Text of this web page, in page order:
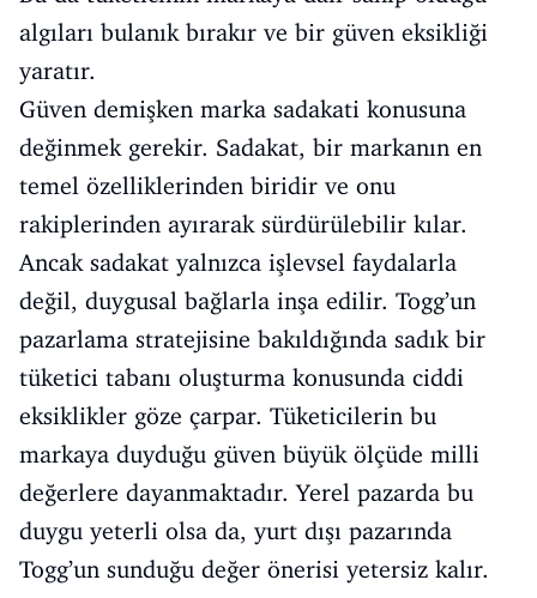
algıları bulanık bırakır ve bir güven eksikliği
yaratır.
Güven demişken marka sadakati konusuna
değinmek gerekir. Sadakat, bir markanın en
temel özelliklerinden biridir ve onu
rakiplerinden ayırarak sürdürülebilir kılar.
Ancak sadakat yalnızca işlevsel faydalarla
değil, duygusal bağlarla inşa edilir. Togg’un
pazarlama stratejisine bakıldığında sadık bir
tüketici tabanı oluşturma konusunda ciddi
eksiklikler göze çarpar. Tüketicilerin bu
markaya duyduğu güven büyük ölçüde milli
değerlere dayanmaktadır. Yerel pazarda bu
duygu yeterli olsa da, yurt dışı pazarında
Togg’un sunduğu değer önerisi yetersiz kalır.